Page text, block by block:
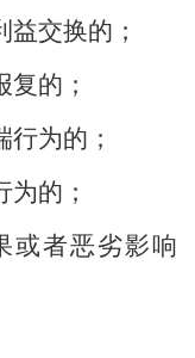
交换的；
的；
为的；
的；
或者恶劣影响